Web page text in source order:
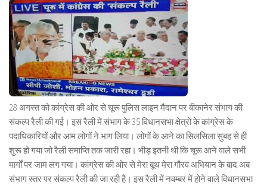
28 अगस्त को कांग्रेस की ओर से चूरू पुलिस लाइन मैदान पर बीकानेर संभाग की
संकल्प रैली की गई। इस रैली में संभाग के 35 विधानसभा क्षेत्रों के कांग्रेस के
पदाधिकारियों और आम लोगों ने भाग लिया। लोगों के आने का सिलसिला सुबह से ही
शुरू हो गया जो रैली समाप्ति तक जारी रहा। भीड़ इतनी थी कि चूरू आने वाले सभी
मार्गों पर जाम लग गया। कांग्रेस की ओर से मेरा बूथ मेरा गौरव अभियान के बाद अब
संभाग स्तर पर संकल्प रैली की जा रही है। इस रैली में नवम्बर में होने वाले विधानसभा